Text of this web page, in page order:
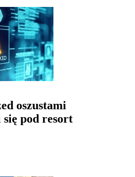
oszustami
pod resort